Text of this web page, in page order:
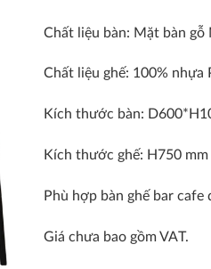
Chất liệu bàn: Mặt bàn
Chất liệu ghế: 100% nhựa
Kích thước bàn:
Kích thước ghế: H750 mm
Phù hợp bàn ghế bar
Giá chưa bao gồm VAT.